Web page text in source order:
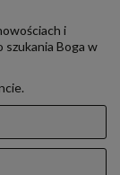
i
szukania Boga w